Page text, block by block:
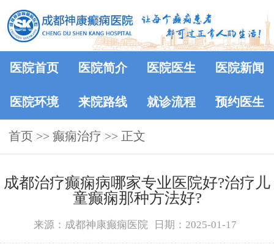
医院首页 医院简介 医院医生 医院新闻
医院环境 来院路线 就诊流程 预约医生
首页 >> 癫痫治疗 >> 正文
成都治疗癫痫病哪家专业医院好?治疗儿
童癫痫那种方法好?
来源：成都神康癫痫医院 日期：2025-01-17